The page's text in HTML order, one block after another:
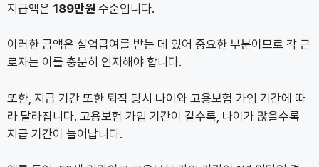
지급액은 189만원 수준입니다.
이러한 금액은 실업급여를 받는 데 있어 중요한 부분이므로 각 근
로자는 이를 충분히 인지해야 합니다.
또한, 지급 기간 또한 퇴직 당시 나이와 고용보험 가입 기간에 따
라 달라집니다. 고용보험 가입 기간이 길수록, 나이가 많을수록
지급 기간이 늘어납니다.